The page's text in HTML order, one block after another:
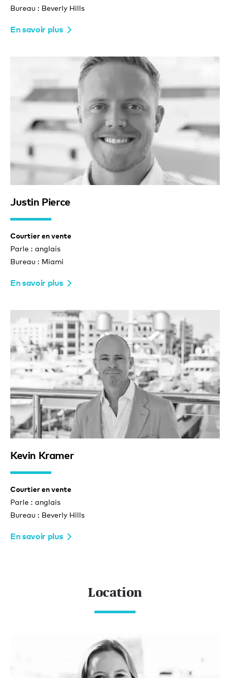
Bureau : Beverly Hills
En savoir plus
Justin Pierce
Courtier en vente
Parle : anglais
Bureau : Miami
En savoir plus
Kevin Kramer
Courtier en vente
Parle : anglais
Bureau : Beverly Hills
En savoir plus
Location